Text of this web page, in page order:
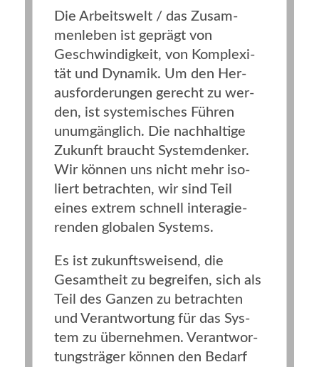
Die Arbeits­welt / das Zusam­
men­le­ben ist geprägt von
Geschwin­dig­keit, von Kom­ple­xi­
tät und Dyna­mik. Um den Her­
aus­for­de­run­gen gerecht zu wer­
den, ist sys­te­mi­sches Füh­ren
unum­gäng­lich. Die nach­hal­ti­ge
Zukunft braucht Sys­tem­den­ker.
Wir kön­nen uns nicht mehr iso­
liert betrach­ten, wir sind Teil
eines extrem schnell inter­agie­
ren­den glo­ba­len Systems.
Es ist zukunfts­wei­send, die
Gesamt­heit zu begrei­fen, sich als
Teil des Gan­zen zu betrach­ten
und Ver­ant­wor­tung für das Sys­
tem zu über­neh­men. Ver­ant­wor­
tungs­trä­ger kön­nen den Bedarf